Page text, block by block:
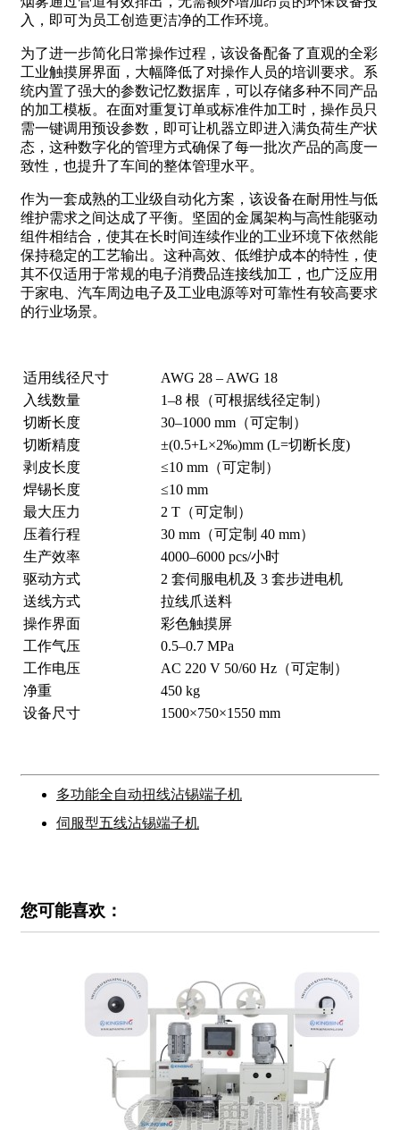
入，即可为员工创造更洁净的工作环境。
为了进一步简化日常操作过程，该设备配备了直观的全彩
工业触摸屏界面，大幅降低了对操作人员的培训要求。系
统内置了强大的参数记忆数据库，可以存储多种不同产品
的加工模板。在面对重复订单或标准件加工时，操作员只
需一键调用预设参数，即可让机器立即进入满负荷生产状
态，这种数字化的管理方式确保了每一批次产品的高度一
致性，也提升了车间的整体管理水平。
作为一套成熟的工业级自动化方案，该设备在耐用性与低
维护需求之间达成了平衡。坚固的金属架构与高性能驱动
组件相结合，使其在长时间连续作业的工业环境下依然能
保持稳定的工艺输出。这种高效、低维护成本的特性，使
其不仅适用于常规的电子消费品连接线加工，也广泛应用
于家电、汽车周边电子及工业电源等对可靠性有较高要求
的行业场景。
适用线径尺寸
AWG 28 – AWG 18
入线数量
1–8 根（可根据线径定制）
切断长度
30–1000 mm（可定制）
切断精度
±(0.5+L×2‰)mm (L=切断长度)
剥皮长度
≤10 mm（可定制）
焊锡长度
≤10 mm
最大压力
2 T（可定制）
压着行程
30 mm（可定制 40 mm）
生产效率
4000–6000 pcs/小时
驱动方式
2 套伺服电机及 3 套步进电机
送线方式
拉线爪送料
操作界面
彩色触摸屏
工作气压
0.5–0.7 MPa
工作电压
AC 220 V 50/60 Hz（可定制）
净重
450 kg
设备尺寸
1500×750×1550 mm
多功能全自动扭线沾锡端子机
伺服型五线沾锡端子机
您可能喜欢：